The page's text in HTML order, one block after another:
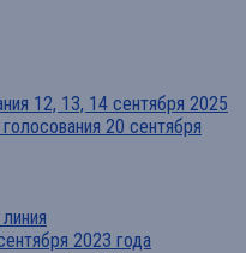
12, 13, 14 сентября 2025
20 сентября
2023 года